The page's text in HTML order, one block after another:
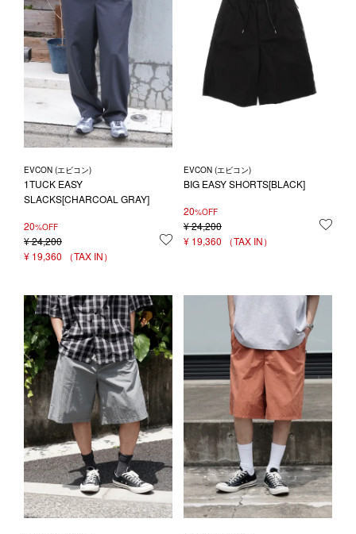
EVCON (エビコン)
1TUCK EASY
SLACKS[CHARCOAL GRAY]
20%OFF
¥24,200
¥ 19,360
お気に入りに登録する
EVCON (エビコン)
BIG EASY SHORTS[BLACK]
20%OFF
¥24,200
¥ 19,360